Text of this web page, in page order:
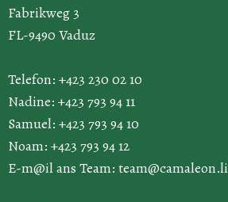
Fabrikweg 3
FL-9490 Vaduz
Telefon: +423 230 02 10
Nadine: +423 793 94 11
Samuel: +423 793 94 10
Noam: +423 793 94 12
E-m@il ans Team: team@camaleon.li